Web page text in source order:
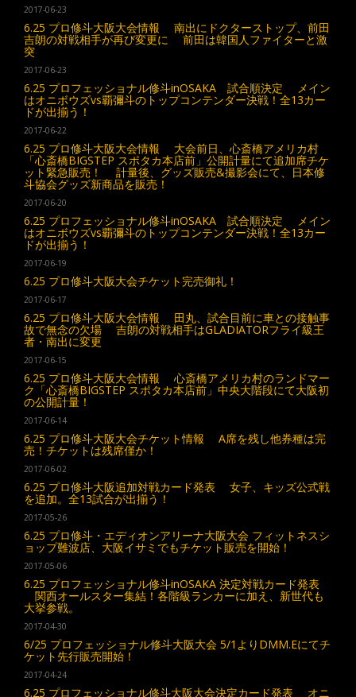
2017-06-23
6.25 プロ修斗大阪大会情報 南出にドクターストップ、前田
吉朗の対戦相手が再び変更に 前田は韓国人ファイターと激
突
2017-06-23
6.25 プロフェッショナル修斗inOSAKA 試合順決定 メイン
はオニボウズvs覇彌斗のトップコンテンダー決戦！全13カー
ドが出揃う！
2017-06-22
6.25 プロ修斗大阪大会情報 大会前日、心斎橋アメリカ村
「心斎橋BIGSTEP スポタカ本店前」公開計量にて追加席チケ
ット緊急販売！ 計量後、グッズ販売&撮影会にて、日本修
斗協会グッズ新商品を販売！
2017-06-20
6.25 プロフェッショナル修斗inOSAKA 試合順決定 メイン
はオニボウズvs覇彌斗のトップコンテンダー決戦！全13カー
ドが出揃う！
2017-06-19
6.25 プロ修斗大阪大会チケット完売御礼！
2017-06-17
6.25 プロ修斗大阪大会情報 田丸、試合目前に車との接触事
故で無念の欠場 吉朗の対戦相手はGLADIATORフライ級王
者・南出に変更
2017-06-15
6.25 プロ修斗大阪大会情報 心斎橋アメリカ村のランドマー
ク「心斎橋BIGSTEP スポタカ本店前」中央大階段にて大阪初
の公開計量！
2017-06-14
6.25 プロ修斗大阪大会チケット情報 A席を残し他券種は完
売！チケットは残席僅か！
2017-06-02
6.25 プロ修斗大阪追加対戦カード発表 女子、キッズ公式戦
を追加。全13試合が出揃う！
2017-05-26
6.25 プロ修斗・エディオンアリーナ大阪大会 フィットネスシ
ョップ難波店、大阪イサミでもチケット販売を開始！
2017-05-06
6.25 プロフェッショナル修斗inOSAKA 決定対戦カード発表
関西オールスター集結！各階級ランカーに加え、新世代も
大挙参戦。
2017-04-30
6/25 プロフェッショナル修斗大阪大会 5/1よりDMM.Eにてチ
ケット先行販売開始！
2017-04-24
6.25 プロフェッショナル修斗大阪大会決定カード発表 オニ